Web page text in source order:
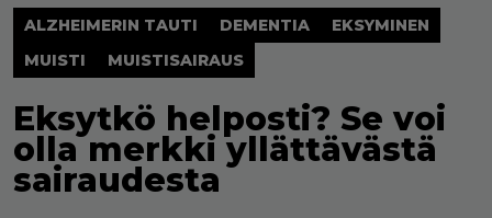
ALZHEIMERIN TAUTI DEMENTIA
EKSYMINEN
MUISTI
MUISTISAIRAUS
Eksytkö helposti? Se voi
olla merkki yllättävästä
sairaudesta